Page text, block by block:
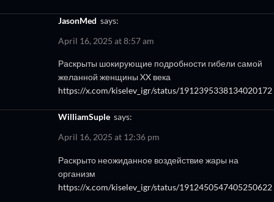
JasonMed says:
April 16, 2025 at 8:57 am
Раскрыты шокирующие подробности гибели самой
желанной женщины XX века
https://x.com/kiselev_igr/status/1912395338134020172
WilliamSuple says:
April 16, 2025 at 12:36 pm
Раскрыто неожиданное воздействие жары на
организм
https://x.com/kiselev_igr/status/1912450547405250622